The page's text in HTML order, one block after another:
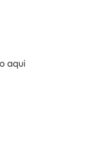
aqui